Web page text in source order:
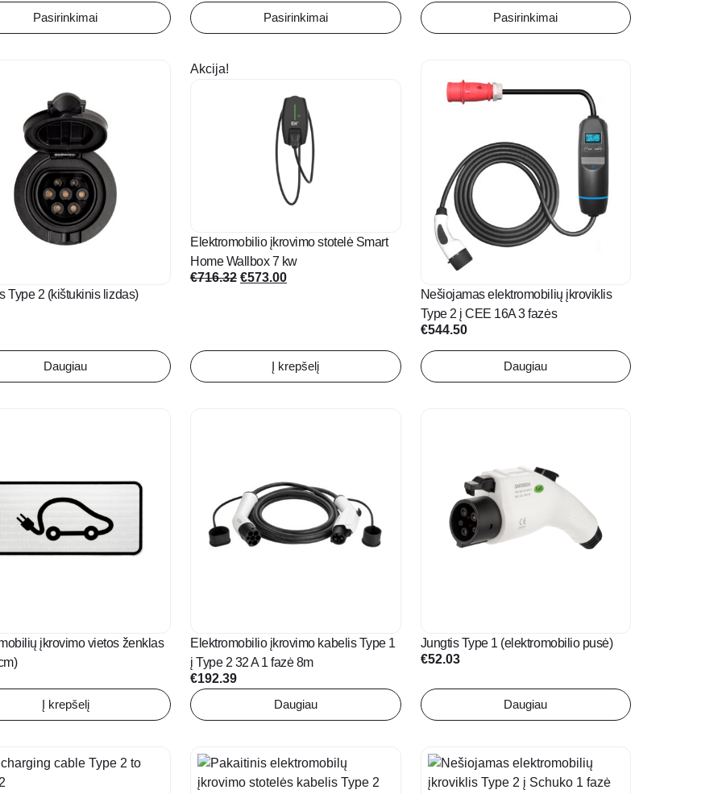
Pasirinkimai
range:
Pasirinkimai Pasirinkimai
Type 2 (kištukinis lizdas)
Daugiau
Akcija!
Elektromobilio įkrovimo stotelė Smart
Home Wallbox 7 kw
€716.32 Original
€573.00Current
Į krepšelį
Nešiojamas elektromobilių įkroviklis
Type 2 į CEE 16A 3 fazės
€544.50
Daugiau
įkrovimo vietos ženklas
Į krepšelį
Elektromobilio įkrovimo kabelis Type 1
į Type 2 32 A 1 fazė 8m
€192.39
Daugiau
Jungtis Type 1 (elektromobilio pusė)
€52.03
Daugiau